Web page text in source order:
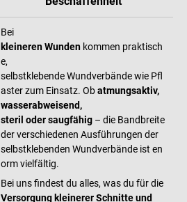
Bei
kleineren Wunden kommen praktisch
e,
selbstklebende Wundverbände wie Pfl
aster zum Einsatz. Obatmungsaktiv,
wasserabweisend,
steril oder saugfähig – die Bandbreite
der verschiedenen Ausführungen der
selbstklebenden Wundverbände ist en
orm vielfältig.
Bei uns findest du alles, was du für die
Versorgung kleinerer Schnitte und